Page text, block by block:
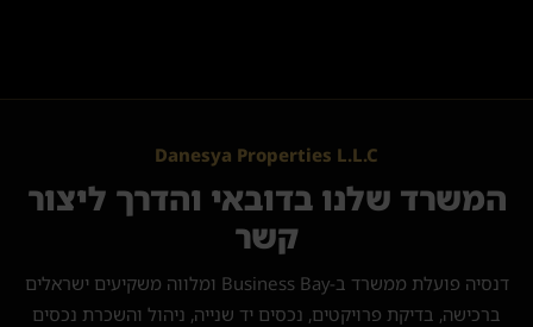
Danesya Properties L.L.C
המשרד שלנו בדובאי והדרך ליצור
קשר
דנסיה פועלת ממשרד ב-Business Bay ומלווה משקיעים ישראלים
ברכישה, בדיקת פרויקטים, נכסים יד שנייה, ניהול והשכרת נכסים